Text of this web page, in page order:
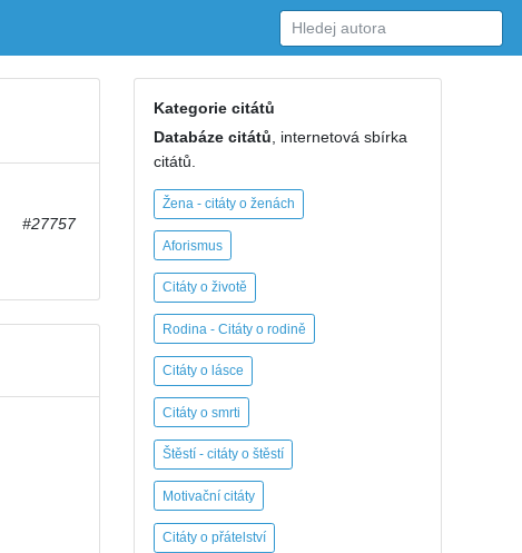
#27757
Kategorie citátů
Databáze citátů , internetová sbírka
citátů.
Žena - citáty o ženách
Aforismus
Citáty o životě
Rodina - Citáty o rodině
Citáty o lásce
Citáty o smrti
Štěstí - citáty o štěstí
Motivační citáty
Citáty o přátelství